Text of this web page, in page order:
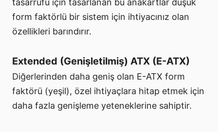
tasarrufu için tasarlanan bu anakartlar düşük
form faktörlü bir sistem için ihtiyacınız olan
özellikleri barındırır.
Extended (Genişletilmiş) ATX (E-ATX)
Diğerlerinden daha geniş olan E-ATX form
faktörü (yeşil), özel ihtiyaçlara hitap etmek için
daha fazla genişleme yeteneklerine sahiptir.